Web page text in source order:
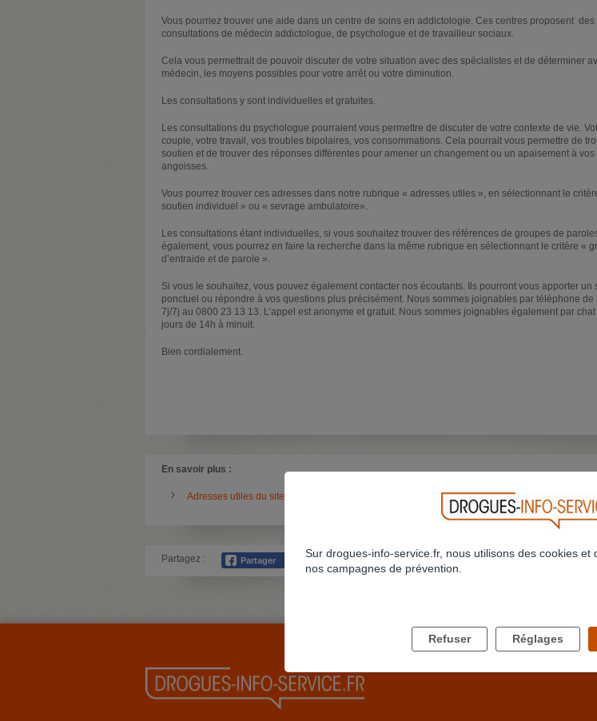
Vous pourriez trouver une aide dans un centre de soins en addictologie. Ces centres proposent des
consultations de médecin addictologue, de psychologue et de travailleur sociaux.
Cela vous permettrait de pouvoir discuter de votre situation avec des spécialistes et de déterminer
médecin, les moyens possibles pour votre arrêt ou votre diminution.
Les consultations y sont individuelles et gratuites.
Les consultations du psychologue pourraient vous permettre de discuter de votre contexte de vie.
couple, votre travail, vos troubles bipolaires, vos consommations. Cela pourrait vous permettre de
soutien et de trouver des réponses différentes pour amener un changement ou un apaisement à vos
angoisses.
Vous pourrez trouver ces adresses dans notre rubrique « adresses utiles », en sélectionnant le
soutien individuel » ou « sevrage ambulatoire».
Les consultations étant individuelles, si vous souhaitez trouver des références de groupes de
également, vous pourrez en faire la recherche dans la même rubrique en sélectionnant le critère «
d’entraide et de parole ».
Si vous le souhaitez, vous pouvez également contacter nos écoutants. Ils pourront vous apporter un
ponctuel ou répondre à vos questions plus précisément. Nous sommes joignables par téléphone de
7j/7j au 0800 23 13 13. L’appel est anonyme et gratuit. Nous sommes joignables également par
jours de 14h à minuit.
Bien cordialement.
En savoir plus :
Adresses utiles du site Drogues info service
Partagez :
Sur drogues-info-service.fr, nous utilisons des cookies et
nos campagnes de prévention.
Refuser Réglages